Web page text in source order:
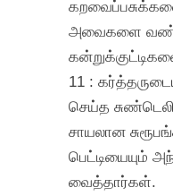
அவைகளை
11 :
செய்த
சாயலான
பெட்டியையும்
வைத்தார்கள்.